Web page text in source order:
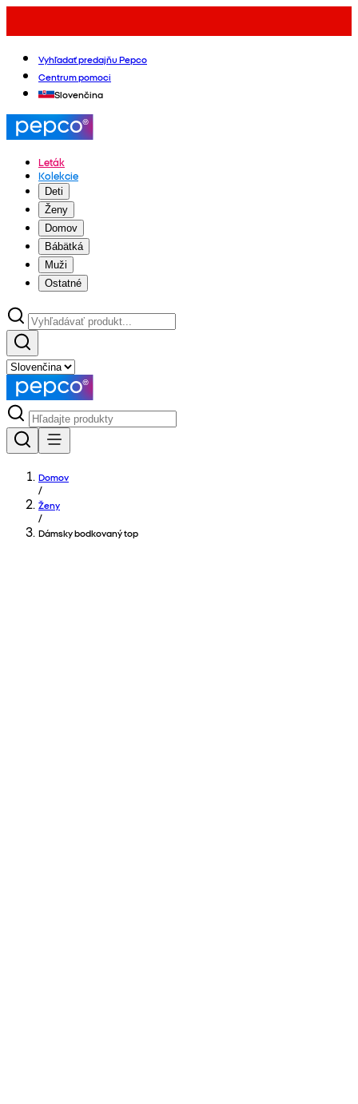
Vyhľadať predajňu Pepco
Centrum pomoci
Slovenčina
Leták
Kolekcie
Deti
Ženy
Domov
Bábätká
Muži
Ostatné
Domov
/
Ženy
/
Dámsky bodkovaný top